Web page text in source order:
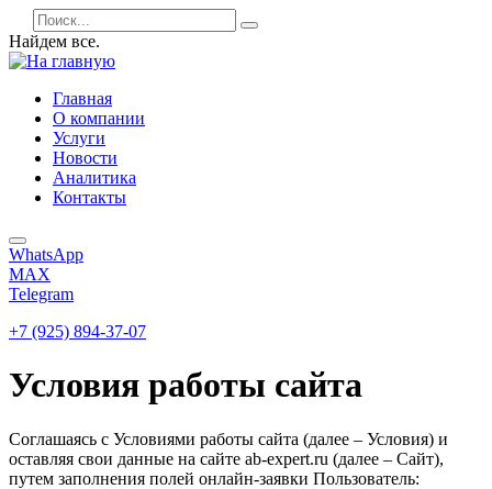
Найдем все.
Главная
О компании
Услуги
Новости
Аналитика
Контакты
WhatsApp
MAX
Telegram
+7 (925) 894-37-07
Условия работы сайта
Соглашаясь с Условиями работы сайта (далее – Условия) и
оставляя свои данные на сайте ab-expert.ru (далее – Сайт),
путем заполнения полей онлайн-заявки Пользователь: